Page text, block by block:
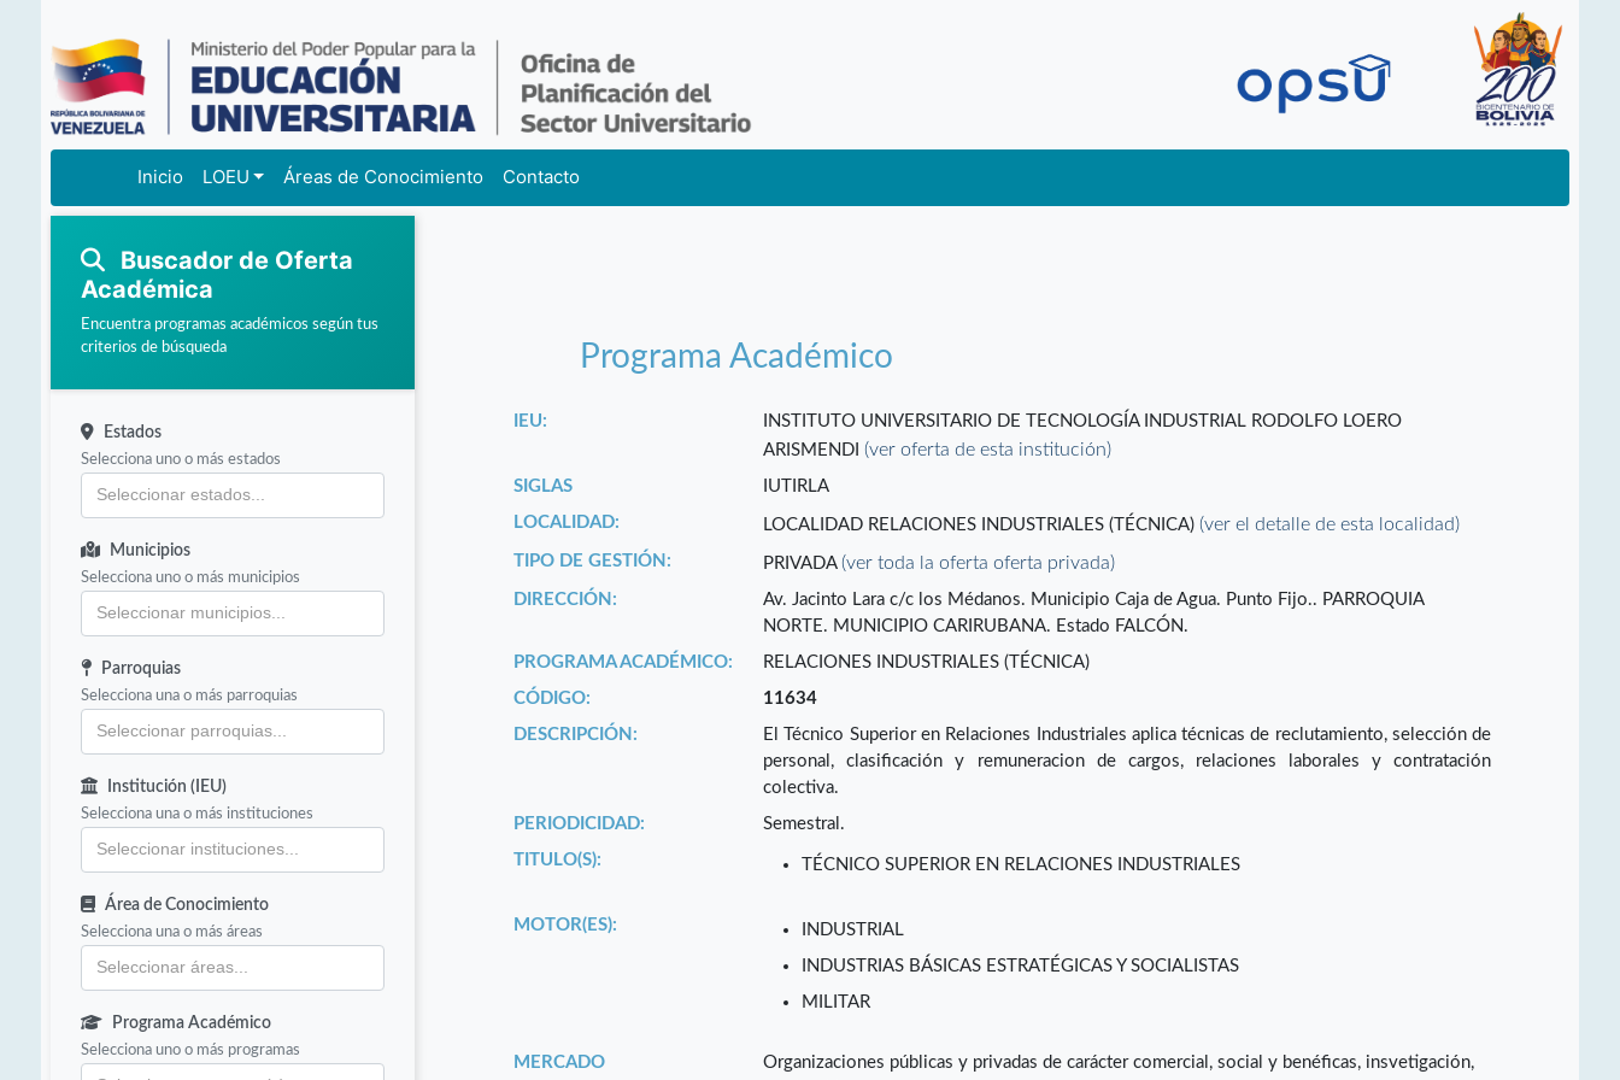
Inicio LOEU Áreas de Conocimiento Contacto
Buscador de Oferta
Académica
Encuentra programas académicos según tus
criterios de búsqueda
Estados
Selecciona uno o más estados
Municipios
Selecciona uno o más municipios
Parroquias
Selecciona una o más parroquias
Institución (IEU)
Selecciona una o más instituciones
Área de Conocimiento
Selecciona una o más áreas
Programa Académico
Selecciona uno o más programas
Programa Académico
IEU:
INSTITUTO UNIVERSITARIO DE TECNOLOGÍA INDUSTRIAL RODOLFO LOERO
ARISMENDI(ver oferta de esta institución)
SIGLAS
IUTIRLA
LOCALIDAD:
LOCALIDAD RELACIONES INDUSTRIALES (TÉCNICA)(ver el detalle de esta localidad)
TIPO DE GESTIÓN: PRIVADA(ver toda la oferta oferta privada)
DIRECCIÓN:
Av. Jacinto Lara c/c los Médanos. Municipio Caja de Agua. Punto Fijo.. PARROQUIA
NORTE. MUNICIPIO CARIRUBANA. Estado FALCÓN.
PROGRAMA ACADÉMICO:
RELACIONES INDUSTRIALES (TÉCNICA)
CÓDIGO:
11634
DESCRIPCIÓN:
El Técnico Superior en Relaciones Industriales aplica técnicas de reclutamiento, selección de
personal, clasificación y remuneracion de cargos, relaciones laborales y contratación
colectiva.
PERIODICIDAD:
Semestral.
TITULO(S):
TÉCNICO SUPERIOR EN RELACIONES INDUSTRIALES
MOTOR(ES):
INDUSTRIAL
INDUSTRIAS BÁSICAS ESTRATÉGICAS Y SOCIALISTAS
MILITAR
MERCADO
Organizaciones públicas y privadas de carácter comercial, social y benéficas, insvetigación,